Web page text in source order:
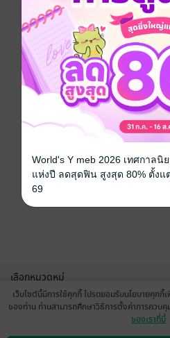
เลือกหมวดหมู่
บริการช่วยเหลือ
เว็บไซต์นี้มีการใช้คุกกี้ โปรดยอมรับนโยบายคุก
ของท่าน ท่านสามารถศึกษาวิธีการตั้งค่าการควบ
ของเราที่นี่
World's Y meb 2026 เทศกาล
แห่งปี ลดสุดฟิน สูงสุด 80% ตั้งแ
69